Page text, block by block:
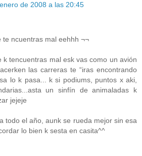
de 2008 a las 20:45
te ncuentras mal eehhh ¬¬
k tencuentras mal esk vas como un avión
las carreras te “iras encontrando
lo k pasa... k si podiums, puntos x aki,
un sinfín de animaladas k
jejeje
todo el año, aunk se rueda mejor sin esa
lo bien k sesta en casita^^